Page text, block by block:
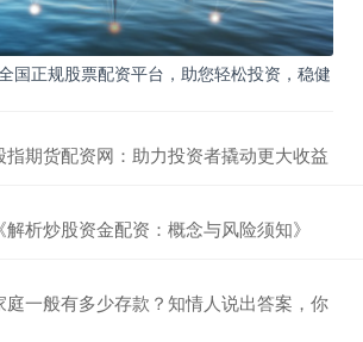
国正规股票配资平台，助您轻松投资，稳健
期货配资网：助力投资者撬动更大收益
析炒股资金配资：概念与风险须知》
庭一般有多少存款？知情人说出答案，你